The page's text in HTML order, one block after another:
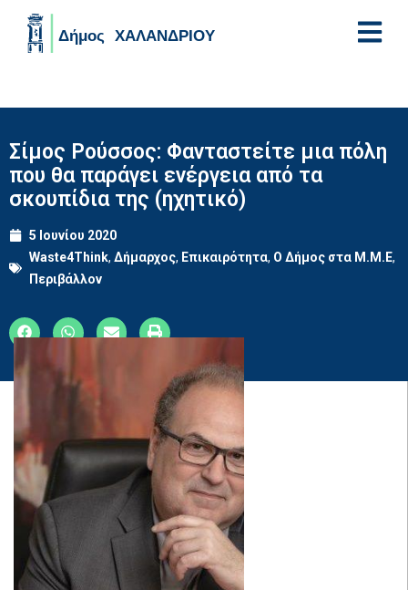
Σίμος Ρούσσος: Φανταστείτε μια πόλη
που θα παράγει ενέργεια από τα
σκουπίδια της (ηχητικό)
5 Ιουνίου 2020
Waste4Think, Δήμαρχος, Επικαιρότητα, Ο Δήμος στα Μ.Μ.Ε,
Περιβάλλον